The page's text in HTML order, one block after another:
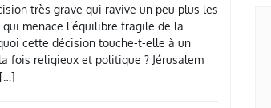
très grave qui ravive un peu plus les
menace l’équilibre fragile de la
cette décision touche-t-elle à un
fois religieux et politique ? Jérusalem